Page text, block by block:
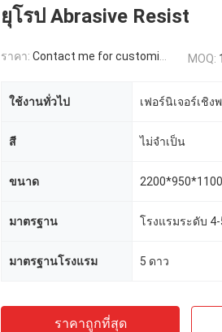
ยุโรป Abrasive Resist
ราคา: Contact me for customized MOQ:
ใช้งานทั่วไป เฟอร์นิเจอร์เชิ
สี ไม่จำเป็น
ขนาด 2200*950*1100
มาตรฐาน
มาตรฐานโรงแรม 5 ดาว
ราคาถูกที่สุด